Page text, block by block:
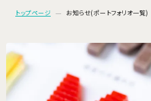
トップページ お知らせ(ポートフォリオ一覧)